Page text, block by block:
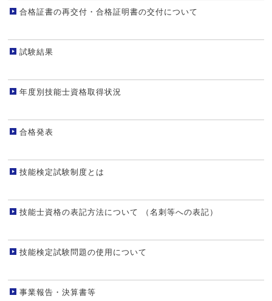
合格証書の再交付・合格証明書の交付について
試験結果
年度別技能士資格取得状況
合格発表
技能検定試験制度とは
技能士資格の表記方法について （名刺等への表記）
技能検定試験問題の使用について
事業報告・決算書等